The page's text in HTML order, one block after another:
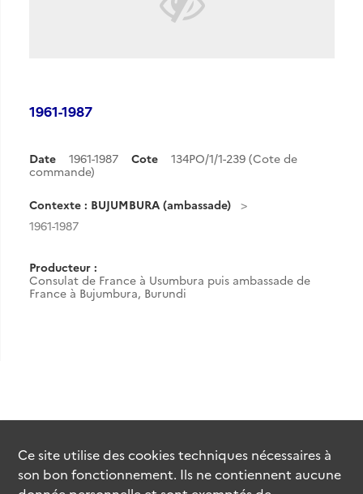
1961-1987
Date 1961-1987 Cote
134PO/1/1-239 (Cote de
commande)
Contexte : BUJUMBURA (ambassade)
1961-1987
Producteur :
Consulat de France à Usumbura puis ambassade de
France à Bujumbura, Burundi
Ce site utilise descookiestechniques nécessaires à
son bon fonctionnement. Ils ne contiennent aucune